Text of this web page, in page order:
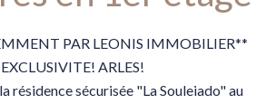
PAR LEONIS IMMOBILIER**
EXCLUSIVITE! ARLES!
résidence sécurisée "La Souleiado" au